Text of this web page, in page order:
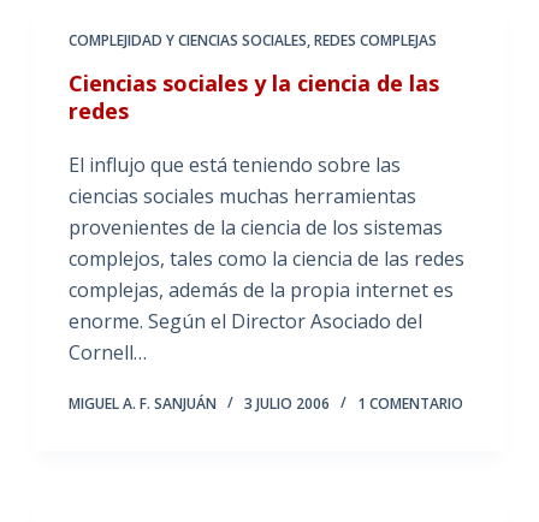
COMPLEJIDAD Y CIENCIAS SOCIALES,REDES COMPLEJAS
Ciencias sociales y la ciencia de las
redes
El influjo que está teniendo sobre las
ciencias sociales muchas herramientas
provenientes de la ciencia de los sistemas
complejos, tales como la ciencia de las redes
complejas, además de la propia internet es
enorme. Según el Director Asociado del
Cornell…
MIGUEL A. F. SANJUÁN 3 JULIO 2006 1 COMENTARIO